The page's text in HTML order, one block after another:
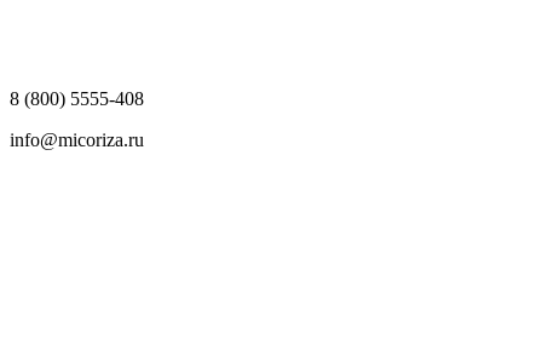
8 (800) 5555-408
info@micoriza.ru